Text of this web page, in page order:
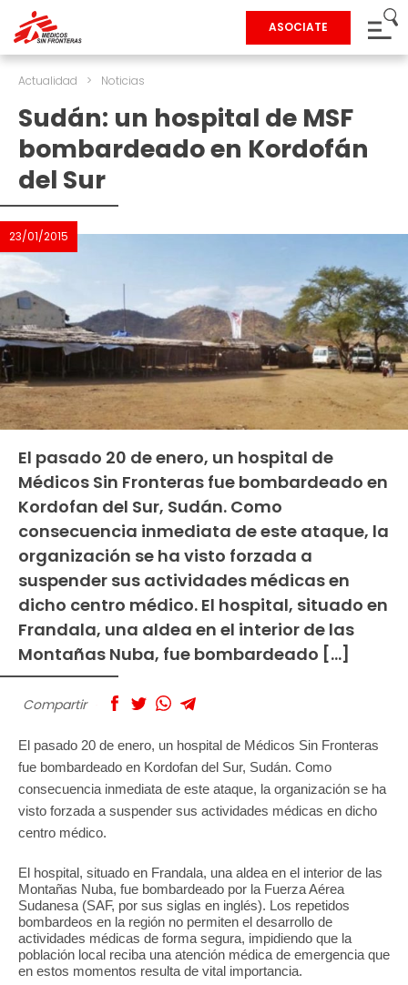
ASOCIATE
Actualidad > Noticias
Sudán: un hospital de MSF
bombardeado en Kordofán
del Sur
23/01/2015
El pasado 20 de enero, un hospital de
Médicos Sin Fronteras fue bombardeado en
Kordofan del Sur, Sudán. Como
consecuencia inmediata de este ataque, la
organización se ha visto forzada a
suspender sus actividades médicas en
dicho centro médico. El hospital, situado en
Frandala, una aldea en el interior de las
Montañas Nuba, fue bombardeado […]
Compartir
El pasado 20 de enero, un hospital de Médicos Sin Fronteras
fue bombardeado en Kordofan del Sur, Sudán. Como
consecuencia inmediata de este ataque, la organización se ha
visto forzada a suspender sus actividades médicas en dicho
centro médico.
El hospital, situado en Frandala, una aldea en el interior de las
Montañas Nuba, fue bombardeado por la Fuerza Aérea
Sudanesa (SAF, por sus siglas en inglés). Los repetidos
bombardeos en la región no permiten el desarrollo de
actividades médicas de forma segura, impidiendo que la
población local reciba una atención médica de emergencia que
en estos momentos resulta de vital importancia.